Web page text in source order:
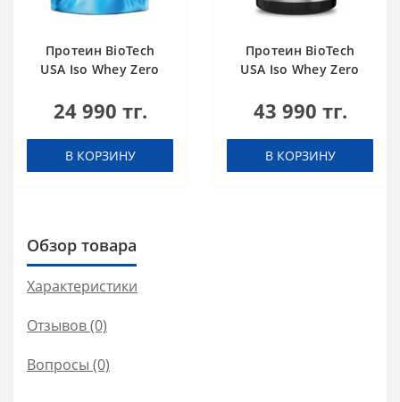
Протеин BioTech
USA Iso Whey Zero
454 g
24 990 тг.
В КОРЗИНУ
Протеин BioTech
USA Iso Whey Zero
43 990 тг.
В КОРЗИНУ
Обзор товара
Характеристики
Отзывов (0)
Вопросы (0)